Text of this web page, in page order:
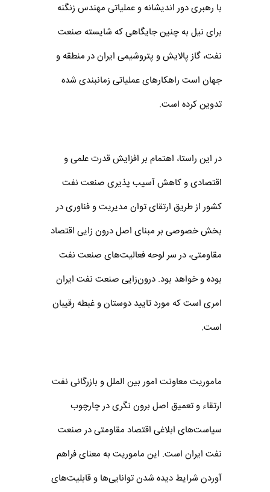
با رهبری دور ‎اندیشانه و عملیاتی مهندس زنگنه
برای نیل به چنین جایگاهی که شایسته صنعت
نفت، گاز پالایش و پتروشیمی ایران در منطقه و
جهان است راهکارهای عملیاتی زمانبندی شده
تدوین کرده است.
در این راستا، اهتمام بر افزایش قدرت علمی و
اقتصادی و کاهش آسیب پذیری صنعت نفت
کشور از طریق ارتقای توان مدیریت و فناوری در
بخش خصوصی بر مبنای اصل درون زایی اقتصاد
مقاومتی، در سر لوحه فعالیت‌های صنعت نفت
بوده و خواهد بود. درون‌زایی صنعت نفت ایران
امری است که مورد تایید دوستان و غبطه رقیبان
است.
ماموریت معاونت امور بین الملل و بازرگانی نفت
ارتقاء و تعمیق اصل برون نگری در چارچوب
سیاست‌های ابلاغی اقتصاد مقاومتی در صنعت
نفت ایران است. این ماموریت به معنای فراهم
آوردن شرایط دیده شدن توانایی‌ها و قابلیت‌های